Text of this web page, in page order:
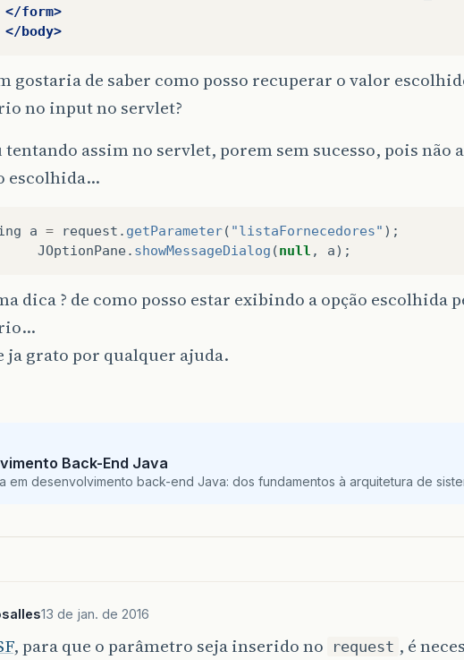
</form>
</body>
gostaria de saber como posso recuperar o valor
no input no servlet?
tentando assim no servlet, porem sem sucesso, pois não
escolhida…
a = request . getParameter( "listaFornecedores" );
JOptionPane. showMessageDialog (null , a);
dica ? de como posso estar exibindo a opção escolhida
ja grato por qualquer ajuda.
Back-End Java
em desenvolvimento back-end Java: dos fundamentos à arquitetura de
13 de jan. de 2016
, para que o parâmetro seja inserido no request , é